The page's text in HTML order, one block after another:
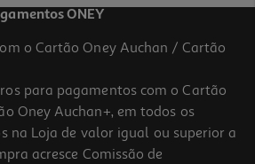
ONEY
o Cartão Oney Auchan / Cartão
para pagamentos com o Cartão
Oney Auchan+, em todos os
na Loja de valor igual ou superior a
acresce Comissão de